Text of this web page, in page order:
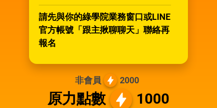
請先與你的綠學院業務窗口或LINE
官方帳號「跟主揪聊聊天」聯絡再
報名
非會員 2000
原力點數 1000